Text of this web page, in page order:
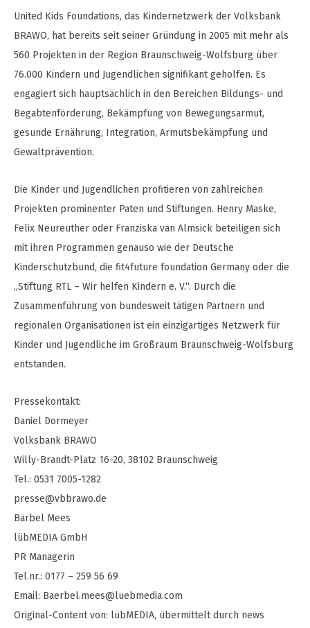
United Kids Foundations, das Kindernetzwerk der Volksbank
BRAWO, hat bereits seit seiner Gründung in 2005 mit mehr als
560 Projekten in der Region Braunschweig-Wolfsburg über
76.000 Kindern und Jugendlichen signifikant geholfen. Es
engagiert sich hauptsächlich in den Bereichen Bildungs- und
Begabtenförderung, Bekämpfung von Bewegungsarmut,
gesunde Ernährung, Integration, Armutsbekämpfung und
Gewaltprävention.
Die Kinder und Jugendlichen profitieren von zahlreichen
Projekten prominenter Paten und Stiftungen. Henry Maske,
Felix Neureuther oder Franziska van Almsick beteiligen sich
mit ihren Programmen genauso wie der Deutsche
Kinderschutzbund, die fit4future foundation Germany oder die
„Stiftung RTL – Wir helfen Kindern e. V.“. Durch die
Zusammenführung von bundesweit tätigen Partnern und
regionalen Organisationen ist ein einzigartiges Netzwerk für
Kinder und Jugendliche im Großraum Braunschweig-Wolfsburg
entstanden.
Pressekontakt:
Daniel Dormeyer
Volksbank BRAWO
Willy-Brandt-Platz 16-20, 38102 Braunschweig
Tel.: 0531 7005-1282
presse@vbbrawo.de
Bärbel Mees
lübMEDIA GmbH
PR Managerin
Tel.nr.: 0177 – 259 56 69
Email: Baerbel.mees@luebmedia.com
Original-Content von: lübMEDIA, übermittelt durch news